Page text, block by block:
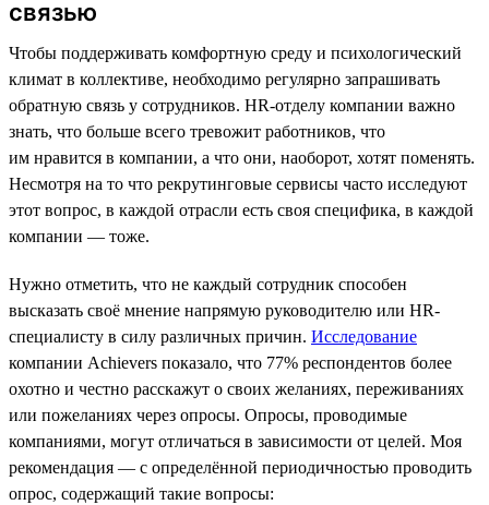
связью
Чтобы поддерживать комфортную среду и психологический
климат в коллективе, необходимо регулярно запрашивать
обратную связь у сотрудников. HR-отделу компании важно
знать, что больше всего тревожит работников, что
им нравится в компании, а что они, наоборот, хотят поменять.
Несмотря на то что рекрутинговые сервисы часто исследуют
этот вопрос, в каждой отрасли есть своя специфика, в каждой
компании — тоже.
Нужно отметить, что не каждый сотрудник способен
высказать своё мнение напрямую руководителю или HR-
специалисту в силу различных причин. Исследование
компании Achievers показало, что 77% респондентов более
охотно и честно расскажут о своих желаниях, переживаниях
или пожеланиях через опросы. Опросы, проводимые
компаниями, могут отличаться в зависимости от целей. Моя
рекомендация — с определённой периодичностью проводить
опрос, содержащий такие вопросы: